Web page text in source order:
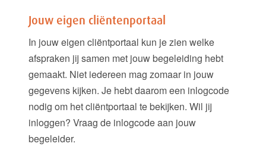
Jouw eigen cliëntenportaal
In jouw eigen cliëntportaal kun je zien welke
afspraken jij samen met jouw begeleiding hebt
gemaakt. Niet iedereen mag zomaar in jouw
gegevens kijken. Je hebt daarom een inlogcode
nodig om het cliëntportaal te bekijken. Wil jij
inloggen? Vraag de inlogcode aan jouw
begeleider.